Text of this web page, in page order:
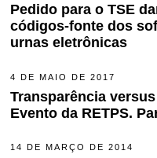
E
A
O
D
E
2
2
Pedido para o TSE
códigos-fonte dos
urnas eletrônicas
4 DE MAIO DE 2017
D
E
I
Transparência
Evento da RETPS.
14 DE MARÇO DE 2014